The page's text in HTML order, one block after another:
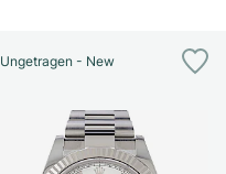
Ungetragen - New